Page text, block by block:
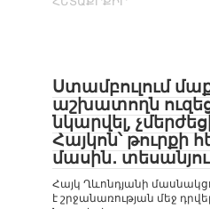
Ստամբուլում
աշխատողն
նկարվել,
Հայկոն՝ թուրքի
մասին․
Հայկ Ղևոնդյանի
է շրջանառության մեջ